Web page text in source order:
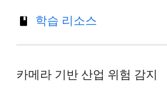
학습 리소스
카메라 기반 산업 위험 감지